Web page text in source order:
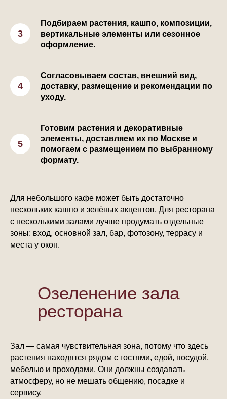
Подбираем растения, кашпо, композиции,
вертикальные элементы или сезонное
оформление.
Согласовываем состав, внешний вид,
доставку, размещение и рекомендации по
уходу.
Готовим растения и декоративные
элементы, доставляем их по Москве и
помогаем с размещением по выбранному
формату.
Для небольшого кафе может быть достаточно
нескольких кашпо и зелёных акцентов. Для ресторана
с несколькими залами лучше продумать отдельные
зоны: вход, основной зал, бар, фотозону, террасу и
места у окон.
Озеленение зала
ресторана
Зал — самая чувствительная зона, потому что здесь
растения находятся рядом с гостями, едой, посудой,
мебелью и проходами. Они должны создавать
атмосферу, но не мешать общению, посадке и
сервису.